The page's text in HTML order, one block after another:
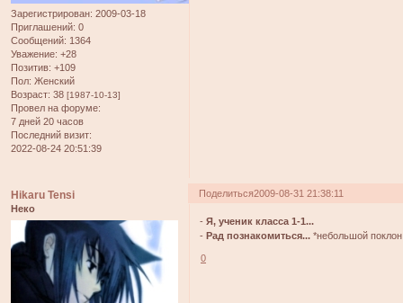
Зарегистрирован: 2009-03-18
Приглашений: 0
Сообщений: 1364
Уважение: +28
Позитив: +109
Пол: Женский
Возраст: 38 [1987-10-13]
Провел на форуме:
7 дней 20 часов
Последний визит:
2022-08-24 20:51:39
Поделиться2009-08-31 21:38:11
Hikaru Tensi
Неко
-Я, ученик класса 1-1...
-Рад познакомиться... *небольшой
0